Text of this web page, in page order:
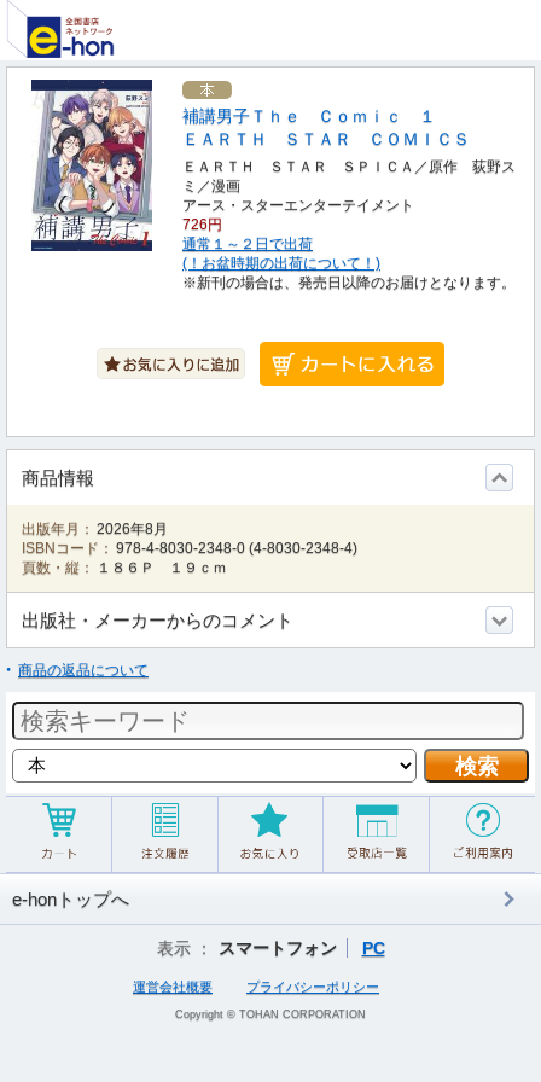
補講男子Ｔｈｅ Ｃｏｍｉｃ １
ＥＡＲＴＨ ＳＴＡＲ ＣＯＭＩＣＳ
ＥＡＲＴＨ ＳＴＡＲ ＳＰＩＣＡ／原作 荻野ス
ミ／漫画
アース・スターエンターテイメント
726円
通常１～２日で出荷
(！お盆時期の出荷について！)
※新刊の場合は、発売日以降のお届けとなります。
商品情報
出版年月： 2026年8月
ISBNコード： 978-4-8030-2348-0 (4-8030-2348-4)
頁数・縦：
１８６Ｐ １９ｃｍ
出版社・メーカーからのコメント
商品の返品について
e-honトップへ
表示 ： スマートフォン PC
運営会社概要 プライバシーポリシー
Copyright © TOHAN CORPORATION